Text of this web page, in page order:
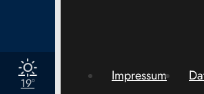
19° Impressum